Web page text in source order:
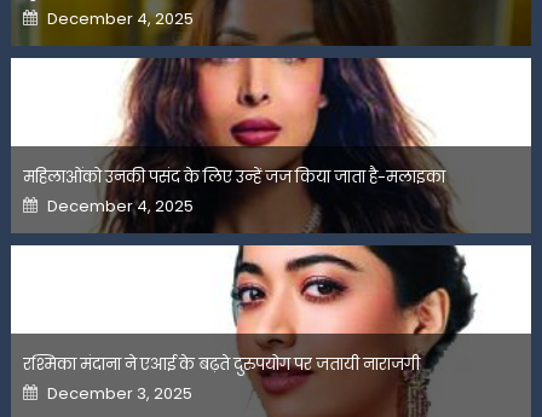
Posted
on
December 4, 2025
महिलाओंको उनकी पसंद के लिए उन्हें जज किया जाता है-मलाइका
Posted
on
December 4, 2025
रश्मिका मंदाना ने एआई के बढ़ते दुरुपयोग पर जतायी नाराजगी
Posted
on
December 3, 2025